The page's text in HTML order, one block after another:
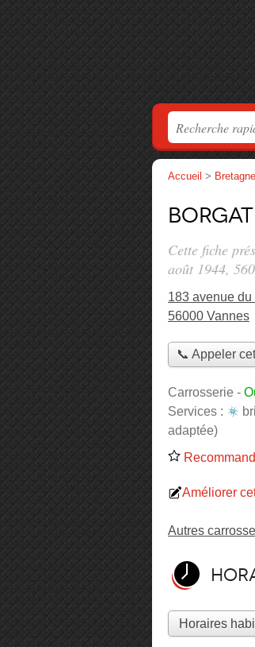
Accueil > Bretagne
Cette fiche
août 1944,
183 avenue
56000 Vannes
📞 Appeler
Carrosserie -
Services :
adaptée)
Améliorer
Autres